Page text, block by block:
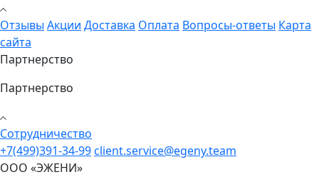
Отзывы Акции Доставка Оплата Вопросы-ответы Карта
сайта
Партнерство
Партнерство
Cотрудничество
+7(499)391-34-99client.service@egeny.team
ООО «ЭЖЕНИ»